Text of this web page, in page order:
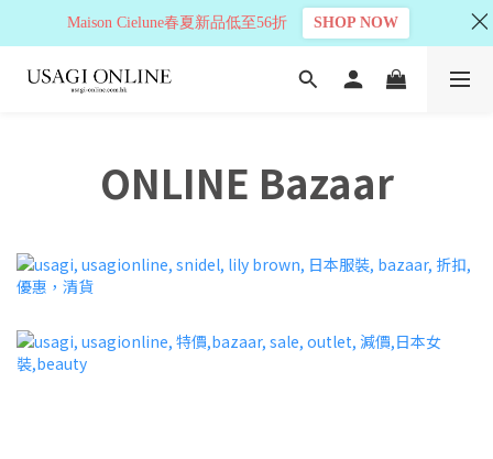
ONLINE Bazaar
Maison Cielune春夏新品低至56折 SHOP NOW